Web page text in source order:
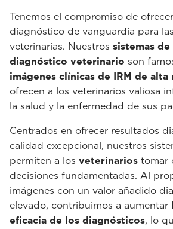
Tenemos el compromiso de
diagnóstico de vanguardia para
veterinarias. Nuestros sistemas de
diagnóstico veterinario son
imágenes clínicas de IRM de alta
ofrecen a los veterinarios valiosa
la salud y la enfermedad de sus
Centrados en ofrecer resultados
calidad excepcional, nuestros
permiten a los veterinarios tomar
decisiones fundamentadas. Al
imágenes con un valor añadido
elevado, contribuimos a aumentar
eficacia de los diagnósticos, lo